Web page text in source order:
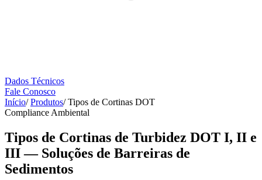
Dados Técnicos
Fale Conosco
Início/ Produtos/ Tipos de Cortinas DOT
Compliance Ambiental
Tipos de Cortinas de Turbidez DOT I, II e
III — Soluções de Barreiras de
Sedimentos